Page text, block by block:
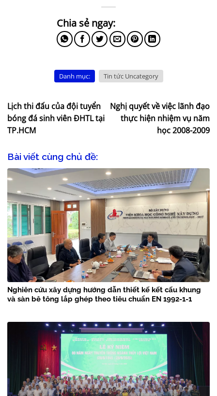
Danh mục: Tin tức Uncategory
Lịch thi đấu của đội tuyển
bóng đá sinh viên ĐHTL tại
TP.HCM
Nghị quyết về việc lãnh đạo
thực hiện nhiệm vụ năm
học 2008-2009
Bài viết cùng chủ đề:
Nghiên cứu xây dựng hướng dẫn thiết kế kết cấu khung
và sàn bê tông lắp ghép theo tiêu chuẩn EN 1992-1-1